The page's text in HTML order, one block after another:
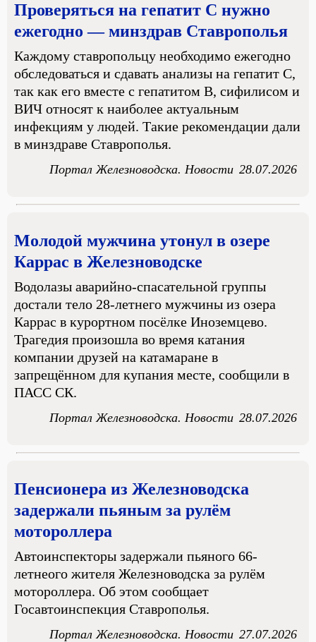
Проверяться на гепатит C нужно
ежегодно — минздрав Ставрополья
Каждому ставропольцу необходимо ежегодно
обследоваться и сдавать анализы на гепатит C,
так как его вместе с гепатитом B, сифилисом и
ВИЧ относят к наиболее актуальным
инфекциям у людей. Такие рекомендации дали
в минздраве Ставрополья.
Портал Железноводска. Новости 28.07.2026
Молодой мужчина утонул в озере
Каррас в Железноводске
Водолазы аварийно-спасательной группы
достали тело 28-летнего мужчины из озера
Каррас в курортном посёлке Иноземцево.
Трагедия произошла во время катания
компании друзей на катамаране в
запрещённом для купания месте, сообщили в
ПАСС СК.
Портал Железноводска. Новости 28.07.2026
Пенсионера из Железноводска
задержали пьяным за рулём
мотороллера
Автоинспекторы задержали пьяного 66-
летнеого жителя Железноводска за рулём
мотороллера. Об этом сообщает
Госавтоинспекция Ставрополья.
Портал Железноводска. Новости 27.07.2026